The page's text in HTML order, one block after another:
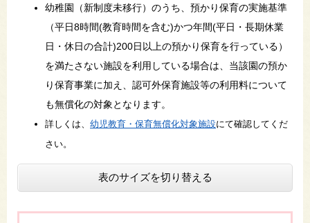
​幼稚園（新制度未移行​​）のうち、預かり保育の実施基準
（平日8時間(教育時間を含む)かつ年間(平日・長期休業
日・休日の合計)200日以上の預かり保育を行っている）
を満たさない施設を利用している場合は、当該園の預か
り保育事業に加え、認可外保育施設等の利用料について
も無償化の対象となります。
詳しくは、 幼児教育・保育無償化対象施設にて確認してくだ
さい。
表のサイズを切り替える